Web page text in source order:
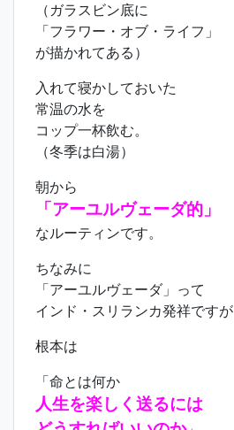
（ガラスビン底に
「フラワー・オブ・ライフ」
が描かれてある）
入れて寝かしておいた
常温の水を
コップ一杯飲む。
（冬季は白湯）
朝から
「アーユルヴェーダ的」
なルーティンです。
ちなみに
「アーユルヴェーダ」って
インド・スリランカ発祥ですが
根本は
「命とは何か
人生を楽しく送るには